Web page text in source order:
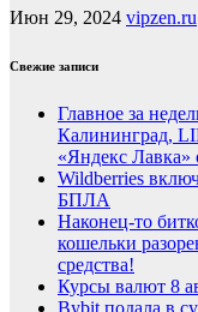
Июн 29, 2024 vipzen.ru
Свежие записи
Главное за
Калининград,
«Яндекс Лавка»
Wildberries
БПЛА
Наконец-то
кошельки
средства!
Курсы валют 8
Bybit подала в